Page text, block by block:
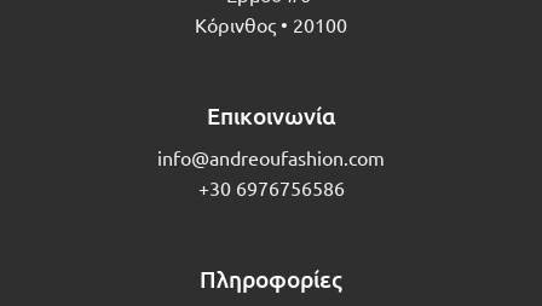
Κόρινθος • 20100
Επικοινωνία
info@andreoufashion.com
+30 6976756586
Πληροφορίες